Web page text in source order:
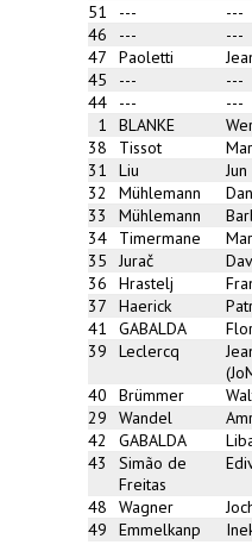
51
--- ---
46
--- ---
47
Paoletti
45
--- ---
44
--- ---
1
BLANKE
38
Tissot
31
Liu Jun
32
Mühlemann
33
Mühlemann
34
Timermane
35
Jurač
36
Hrastelj
37
Haerick
41
GABALDA
39
Leclercq
40 Brümmer
29
Wandel
42
GABALDA
43
Simão de
Freitas
48 Wagner
49
Emmelkanp